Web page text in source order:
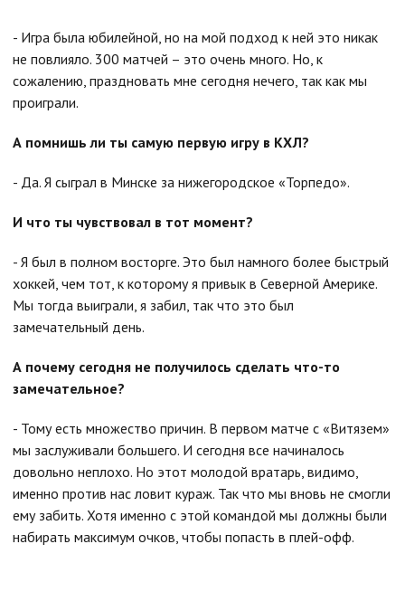
- Игра была юбилейной, но на мой подход к ней это никак
не повлияло. 300 матчей – это очень много. Но, к
сожалению, праздновать мне сегодня нечего, так как мы
проиграли.
А помнишь ли ты самую первую игру в КХЛ?
- Да. Я сыграл в Минске за нижегородское «Торпедо».
И что ты чувствовал в тот момент?
- Я был в полном восторге. Это был намного более быстрый
хоккей, чем тот, к которому я привык в Северной Америке.
Мы тогда выиграли, я забил, так что это был
замечательный день.
А почему сегодня не получилось сделать что-то
замечательное?
- Тому есть множество причин. В первом матче с «Витязем»
мы заслуживали большего. И сегодня все начиналось
довольно неплохо. Но этот молодой вратарь, видимо,
именно против нас ловит кураж. Так что мы вновь не смогли
ему забить. Хотя именно с этой командой мы должны были
набирать максимум очков, чтобы попасть в плей-офф.